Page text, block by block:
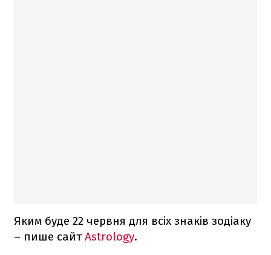
Яким буде 22 червня для всіх знаків зодіаку
– пише сайтAstrology.